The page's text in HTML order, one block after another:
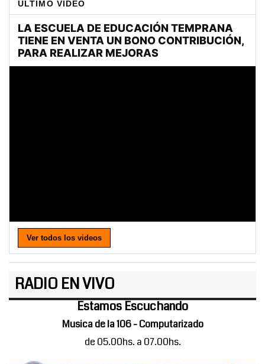
ULTIMO VIDEO
Ver todos los videos
RADIO EN VIVO
Estamos Escuchando
Musica de la 106 - Computarizado
de 05.00hs. a 07.00hs.